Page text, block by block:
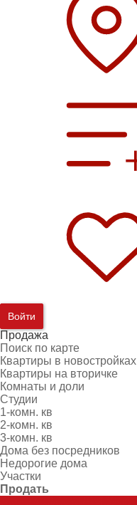
Войти
Продажа
Поиск по карте
Квартиры в новостройках
Квартиры на вторичке
Комнаты и доли
Студии
1-комн. кв
2-комн. кв
3-комн. кв
Дома без посредников
Недорогие дома
Участки
Продать